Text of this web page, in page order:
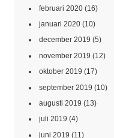
februari 2020(16)
januari 2020(10)
december 2019 (5)
november 2019 (12)
oktober 2019 (17)
september 2019 (10)
augusti 2019 (13)
juli 2019 (4)
juni 2019 (11)